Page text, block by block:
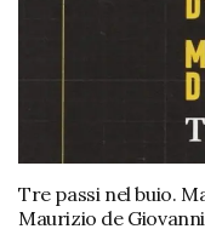
Tre passi nel buio.
Maurizio de Giovanni